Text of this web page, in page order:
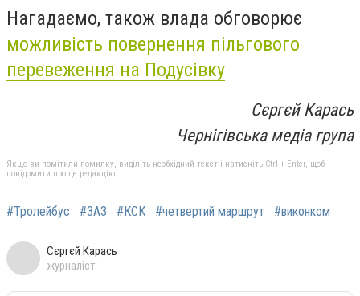
Нагадаємо, також влада обговорює
можливість повернення пільгового
перевеження на Подусівку
Сєргєй Карась
Чернігівська медіа група
Якщо ви помітили помилку, виділіть необхідний текст і натисніть Ctrl + Enter, щоб
повідомити про це редакцію
#Тролейбус #ЗАЗ #КСК #четвертий маршрут #виконком
Сєргєй Карась
журналіст